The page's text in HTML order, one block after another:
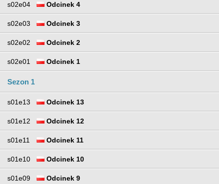
s02e04 Odcinek 4
s02e03 Odcinek 3
s02e02 Odcinek 2
s02e01 Odcinek 1
Sezon 1
s01e13 Odcinek 13
s01e12 Odcinek 12
s01e11 Odcinek 11
s01e10 Odcinek 10
s01e09 Odcinek 9